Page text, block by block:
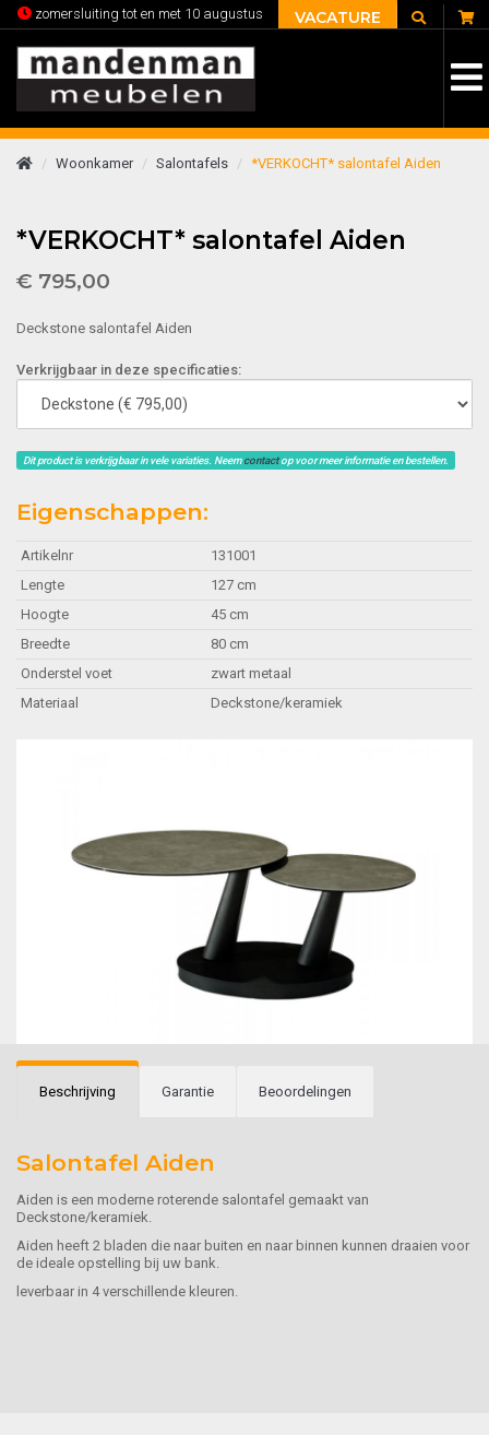
zomersluiting tot en met 10 augustus VACATURE
Woonkamer Salontafels *VERKOCHT* salontafel Aiden
*VERKOCHT* salontafel Aiden
€ 795,00
Deckstone salontafel Aiden
Verkrijgbaar in deze specificaties:
Dit product is verkrijgbaar in vele variaties. Neemcontactop voor meer informatie en bestellen.
Eigenschappen:
Artikelnr
131001
Lengte
127 cm
Hoogte
45 cm
Breedte
80 cm
Onderstel voet
zwart metaal
Materiaal
Deckstone/keramiek
Beschrijving Garantie Beoordelingen
Salontafel Aiden
Aiden is een moderne roterende salontafel gemaakt van
Deckstone/keramiek.
Aiden heeft 2 bladen die naar buiten en naar binnen kunnen draaien voor
de ideale opstelling bij uw bank.
leverbaar in 4 verschillende kleuren.